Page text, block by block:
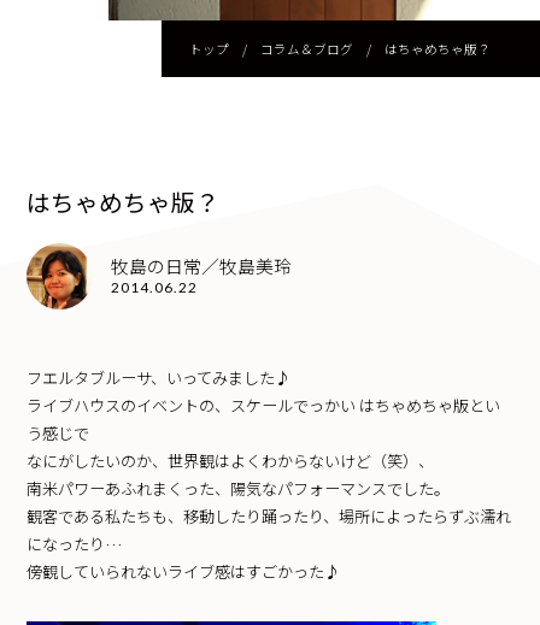
トップ/ コラム＆ブログ / はちゃめちゃ版？
はちゃめちゃ版？
牧島の日常／牧島美玲
2014.06.22
フエルタブルーサ、いってみました♪
ライブハウスのイベントの、スケールでっかい はちゃめちゃ版とい
う感じで
なにがしたいのか、世界観はよくわからないけど（笑）、
南米パワーあふれまくった、陽気なパフォーマンスでした。
観客である私たちも、移動したり踊ったり、場所によったらずぶ濡れ
になったり…
傍観していられないライブ感はすごかった♪